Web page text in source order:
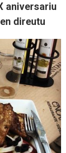
aniversariu
direutu